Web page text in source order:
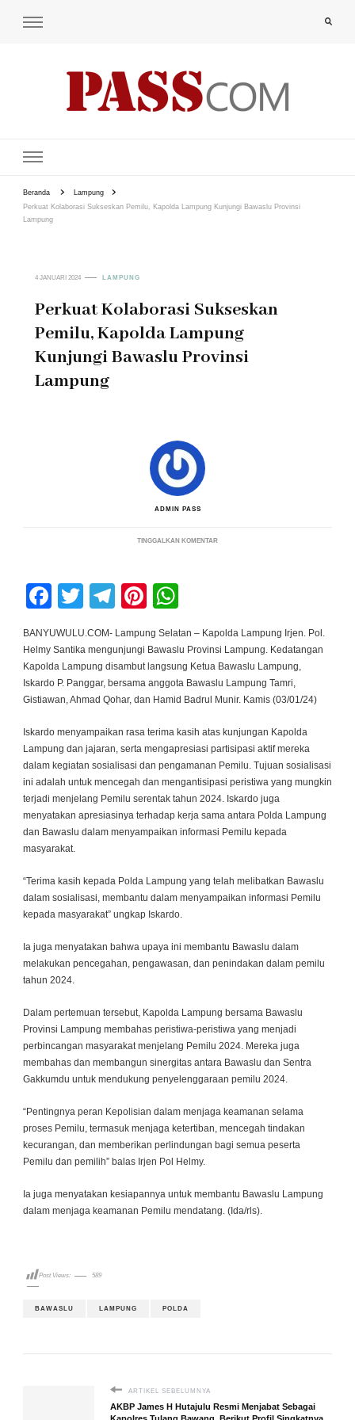
Beranda
Lampung
Perkuat Kolaborasi Sukseskan Pemilu, Kapolda Lampung Kunjungi Bawaslu Provinsi
Lampung
4 JANUARI 2024 LAMPUNG
Perkuat Kolaborasi Sukseskan
Pemilu, Kapolda Lampung
Kunjungi Bawaslu Provinsi
Lampung
ADMIN PASS
TINGGALKAN KOMENTARPADA
BAWASLU
LAMPUNG
Facebook
TwitterTelegram
Pinterest
BANYUWULU.COM- Lampung Selatan – Kapolda Lampung Irjen. Pol.
Helmy Santika mengunjungi Bawaslu Provinsi Lampung. Kedatangan
Kapolda Lampung disambut langsung Ketua Bawaslu Lampung,
Iskardo P. Panggar, bersama anggota Bawaslu Lampung Tamri,
Gistiawan, Ahmad Qohar, dan Hamid Badrul Munir. Kamis (03/01/24)
Iskardo menyampaikan rasa terima kasih atas kunjungan Kapolda
Lampung dan jajaran, serta mengapresiasi partisipasi aktif mereka
dalam kegiatan sosialisasi dan pengamanan Pemilu. Tujuan sosialisasi
ini adalah untuk mencegah dan mengantisipasi peristiwa yang mungkin
terjadi menjelang Pemilu serentak tahun 2024. Iskardo juga
menyatakan apresiasinya terhadap kerja sama antara Polda Lampung
dan Bawaslu dalam menyampaikan informasi Pemilu kepada
masyarakat.
“Terima kasih kepada Polda Lampung yang telah melibatkan Bawaslu
dalam sosialisasi, membantu dalam menyampaikan informasi Pemilu
kepada masyarakat” ungkap Iskardo.
Ia juga menyatakan bahwa upaya ini membantu Bawaslu dalam
melakukan pencegahan, pengawasan, dan penindakan dalam pemilu
tahun 2024.
Dalam pertemuan tersebut, Kapolda Lampung bersama Bawaslu
Provinsi Lampung membahas peristiwa-peristiwa yang menjadi
perbincangan masyarakat menjelang Pemilu 2024. Mereka juga
membahas dan membangun sinergitas antara Bawaslu dan Sentra
Gakkumdu untuk mendukung penyelenggaraan pemilu 2024.
“Pentingnya peran Kepolisian dalam menjaga keamanan selama
proses Pemilu, termasuk menjaga ketertiban, mencegah tindakan
kecurangan, dan memberikan perlindungan bagi semua peserta
Pemilu dan pemilih” balas Irjen Pol Helmy.
Ia juga menyatakan kesiapannya untuk membantu Bawaslu Lampung
dalam menjaga keamanan Pemilu mendatang. (Ida/rls).
Post Views: 589
BAWASLU LAMPUNG POLDA
ARTIKEL SEBELUMNYA
AKBP James H Hutajulu Resmi Menjabat Sebagai